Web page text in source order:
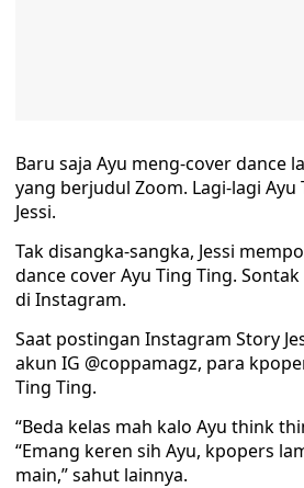
Baru saja Ayu meng-cover dance
yang berjudul Zoom. Lagi-lagi
Jessi.
Tak disangka-sangka, Jessi
dance cover Ayu Ting Ting.
di Instagram.
Saat postingan Instagram Story
akun IG @coppamagz, para
Ting Ting.
“Beda kelas mah kalo Ayu think
“Emang keren sih Ayu, kpopers
main,” sahut lainnya.